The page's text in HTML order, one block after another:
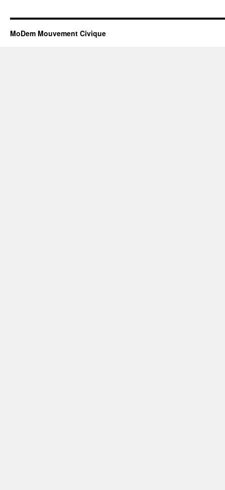
MoDem Mouvement Civique